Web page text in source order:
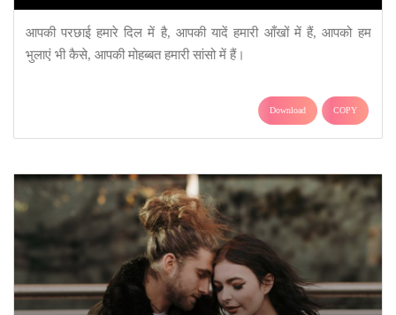
आपकी परछाई हमारे दिल में है, आपकी यादें हमारी आँखों में हैं, आपको हम
भुलाएं भी कैसे, आपकी मोहब्बत हमारी सांसो में हैं।
Download COPY